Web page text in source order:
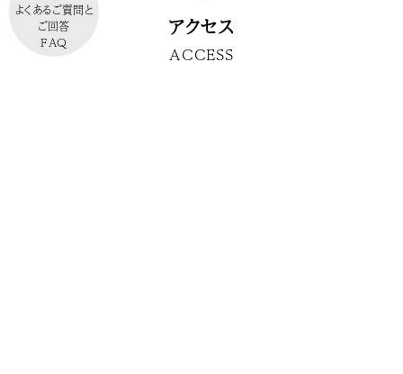
アクセス
ACCESS
よくあるご質問と
ご回答
FAQ